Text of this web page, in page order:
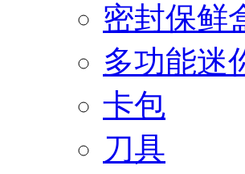
密封保鲜
多功能迷
卡包
刀具